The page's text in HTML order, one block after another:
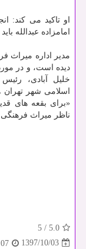
او تاكید می كند:
امامزاده عبدالله
مدیر اداره میراث
دیده است، و در
خلیل آبادی،
اسلامی شهر
«برای بقعه های
ناظر میراث فرهنگی
5.0
/
5
1397/10/03